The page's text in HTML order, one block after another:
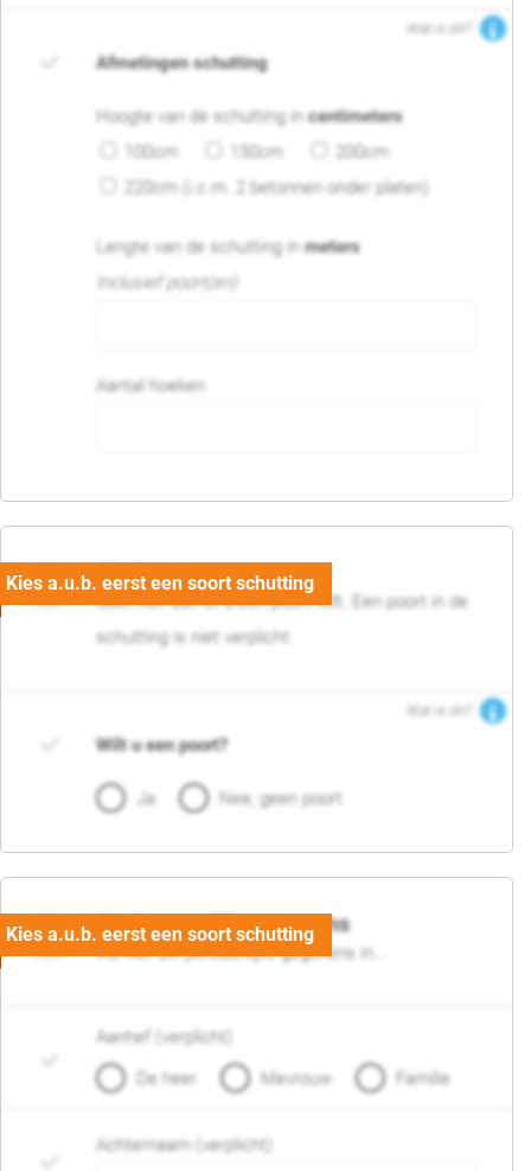
Wat is dit?
Afmetingen schutting
Hoogte van de schutting incentimeters
100cm
150cm
200cm
220cm (i.c.m. 2 betonnen onder platen)
Lengte van de schutting inmeters
Inclusief poort(en)
Aantal hoeken
05. Poort
Geef hier aan of u een poort wilt. Een poort in de
schutting is niet verplicht.
Wat is dit?
Wilt u een poort?
Ja Nee, geen poort
06. Persoonlijke gegevens
Vul hier uw persoonlijke gegevens in..
Aanhef (verplicht)
De heer
Mevrouw Familie
Achternaam (verplicht)